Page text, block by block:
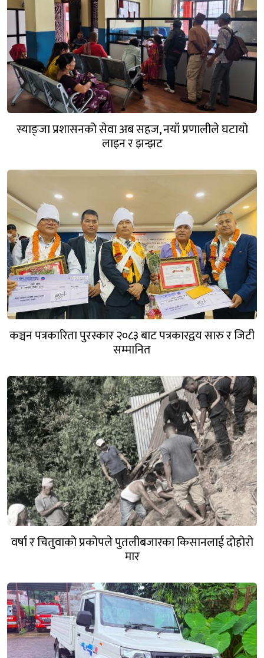
स्याङ्जा प्रशासनको सेवा अब सहज, नयाँ प्रणालीले घटायो
लाइन र झन्झट
कञ्चन पत्रकारिता पुरस्कार २०८३ बाट पत्रकारद्वय सारु र जिटी
सम्मानित
वर्षा र चितुवाको प्रकोपले पुतलीबजारका किसानलाई दोहोरो
मार